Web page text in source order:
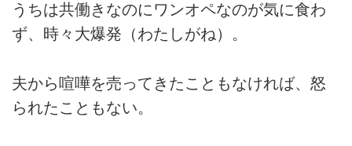
うちは共働きなのにワンオペなのが気に食わ
ず、時々大爆発（わたしがね）。
夫から喧嘩を売ってきたこともなければ、怒
られたこともない。